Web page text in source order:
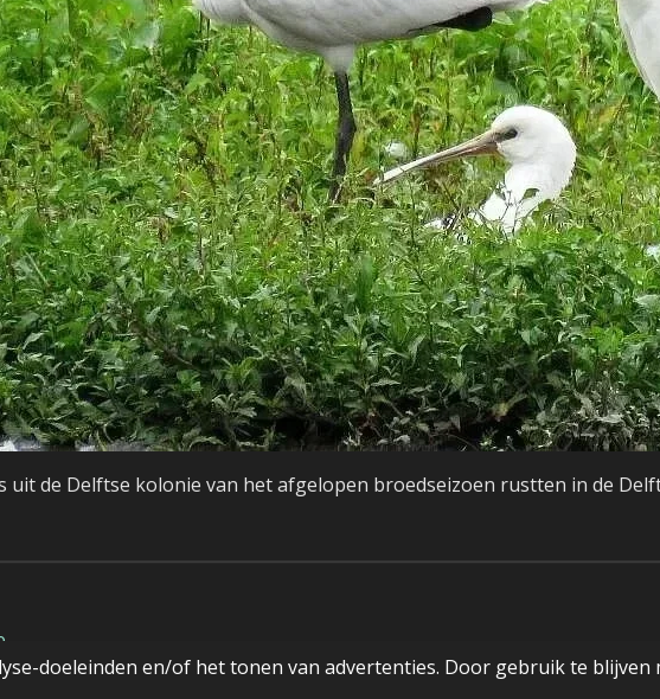
doeleinden en/of het tonen van advertenties. Door gebruik te blijven
uit de Delftse kolonie van het afgelopen broedseizoen rustten in de